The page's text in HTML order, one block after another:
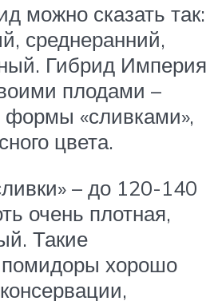
можно сказать так:
среднеранний,
Гибрид Империя
плодами –
формы «сливками»,
цвета.
– до 120-140
очень плотная,
Такие
хорошо